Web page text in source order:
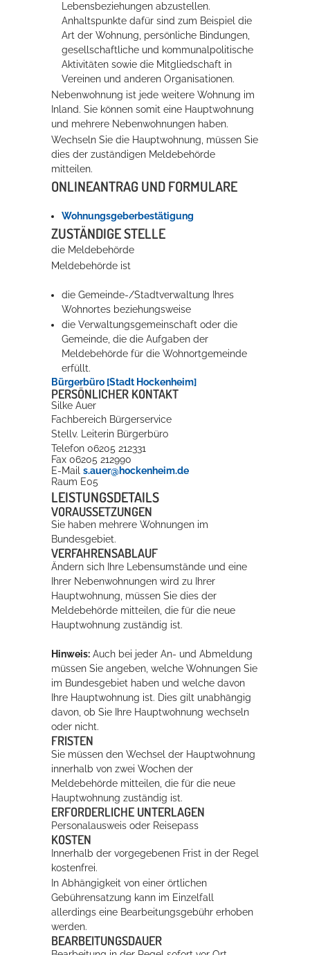
Erleben in Hockenheim
Spaß unter prickelnden Wasserfällen, das rauschende Meer im
Wellenbecken oder doch lieber die pure Entspannung auf der
Sprudelliege im Solebecken?
mehr dazu...
Lebensbeziehungen abzustellen.
Anhaltspunkte dafür sind zum Beispiel die
Art der Wohnung, persönliche Bindungen,
gesellschaftliche und kommunalpolitische
Aktivitäten sowie die Mitgliedschaft in
Vereinen und anderen Organisationen.
Nebenwohnung ist jede weitere Wohnung im
Inland. Sie können somit eine Hauptwohnung
und mehrere Nebenwohnungen haben.
Wechseln Sie die Hauptwohnung, müssen Sie
dies der zuständigen Meldebehörde
mitteilen.
ONLINEANTRAG UND FORMULARE
Wohnungsgeberbestätigung
ZUSTÄNDIGE STELLE
die Meldebehörde
Meldebehörde ist
die Gemeinde-/Stadtverwaltung Ihres
Wohnortes beziehungsweise
die Verwaltungsgemeinschaft oder die
Gemeinde, die die Aufgaben der
Meldebehörde für die Wohnortgemeinde
erfüllt.
Bürgerbüro [Stadt Hockenheim]
PERSÖNLICHER KONTAKT
Silke Auer
Fachbereich Bürgerservice
Stellv. Leiterin Bürgerbüro
Telefon 06205 212331
Fax 06205 212990
E-Mail s.auer@hockenheim.de
Raum E05
LEISTUNGSDETAILS
VORAUSSETZUNGEN
Sie haben mehrere Wohnungen im
Bundesgebiet.
VERFAHRENSABLAUF
Ändern sich Ihre Lebensumstände und eine
Ihrer Nebenwohnungen wird zu Ihrer
Hauptwohnung, müssen Sie dies der
Meldebehörde mitteilen, die für die neue
Hauptwohnung zuständig ist.
Hinweis: Auch bei jeder An- und Abmeldung
müssen Sie angeben, welche Wohnungen Sie
im Bundesgebiet haben und welche davon
Ihre Hauptwohnung ist. Dies gilt unabhängig
davon, ob Sie Ihre Hauptwohnung wechseln
oder nicht.
FRISTEN
Sie müssen den Wechsel der Hauptwohnung
innerhalb von zwei Wochen der
Meldebehörde mitteilen, die für die neue
Hauptwohnung zuständig ist.
ERFORDERLICHE UNTERLAGEN
Personalausweis oder Reisepass
KOSTEN
Innerhalb der vorgegebenen Frist in der Regel
kostenfrei.
In Abhängigkeit von einer örtlichen
Gebührensatzung kann im Einzelfall
allerdings eine Bearbeitungsgebühr erhoben
werden.
BEARBEITUNGSDAUER